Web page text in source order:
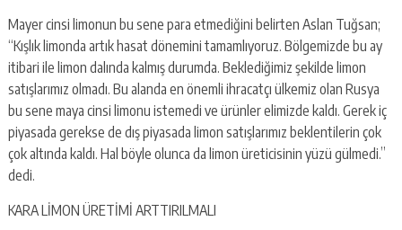
Mayer cinsi limonun bu sene para etmediğini belirten Aslan Tuğsan;
“Kışlık limonda artık hasat dönemini tamamlıyoruz. Bölgemizde bu ay
itibari ile limon dalında kalmış durumda. Beklediğimiz şekilde limon
satışlarımız olmadı. Bu alanda en önemli ihracatçı ülkemiz olan Rusya
bu sene maya cinsi limonu istemedi ve ürünler elimizde kaldı. Gerek iç
piyasada gerekse de dış piyasada limon satışlarımız beklentilerin çok
çok altında kaldı. Hal böyle olunca da limon üreticisinin yüzü gülmedi.”
dedi.
KARA LİMON ÜRETİMİ ARTTIRILMALI